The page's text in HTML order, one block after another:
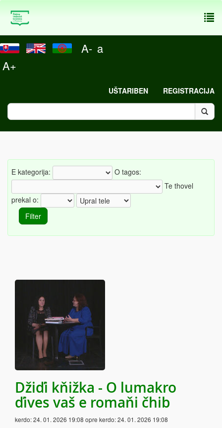
A- a
A+
UŠTARIBEN REGISTRACIJA
E kategorija:
O tagos:
Te thovel
prekal o:
Džiďi kňižka - O lumakro
ďives vaš e romaňi čhib
kerdo:24. 01. 2026 19:08 opre kerdo:24. 01. 2026 19:08